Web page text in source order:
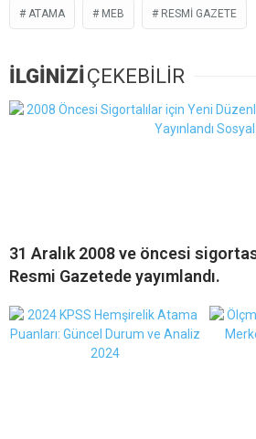
ATAMA MEB RESMI GAZETE
İLGİNİZİÇEKEBİLİR
31 Aralık 2008 ve öncesi
Resmi Gazetede yayımlandı.